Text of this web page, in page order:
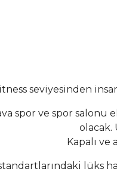
seviyesinden
spor ve spor salonu
olacak.
Kapalı ve
lüks